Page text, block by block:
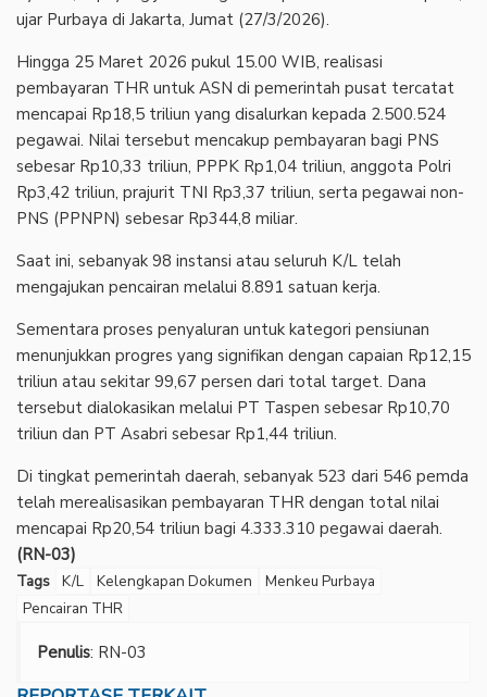
ujar Purbaya di Jakarta, Jumat (27/3/2026).
Hingga 25 Maret 2026 pukul 15.00 WIB, realisasi
pembayaran THR untuk ASN di pemerintah pusat tercatat
mencapai Rp18,5 triliun yang disalurkan kepada 2.500.524
pegawai. Nilai tersebut mencakup pembayaran bagi PNS
sebesar Rp10,33 triliun, PPPK Rp1,04 triliun, anggota Polri
Rp3,42 triliun, prajurit TNI Rp3,37 triliun, serta pegawai non-
PNS (PPNPN) sebesar Rp344,8 miliar.
Saat ini, sebanyak 98 instansi atau seluruh K/L telah
mengajukan pencairan melalui 8.891 satuan kerja.
Sementara proses penyaluran untuk kategori pensiunan
menunjukkan progres yang signifikan dengan capaian Rp12,15
triliun atau sekitar 99,67 persen dari total target. Dana
tersebut dialokasikan melalui PT Taspen sebesar Rp10,70
triliun dan PT Asabri sebesar Rp1,44 triliun.
Di tingkat pemerintah daerah, sebanyak 523 dari 546 pemda
telah merealisasikan pembayaran THR dengan total nilai
mencapai Rp20,54 triliun bagi 4.333.310 pegawai daerah.
(RN-03)
Tags K/L Kelengkapan Dokumen
Menkeu Purbaya
Pencairan THR
Penulis: RN-03